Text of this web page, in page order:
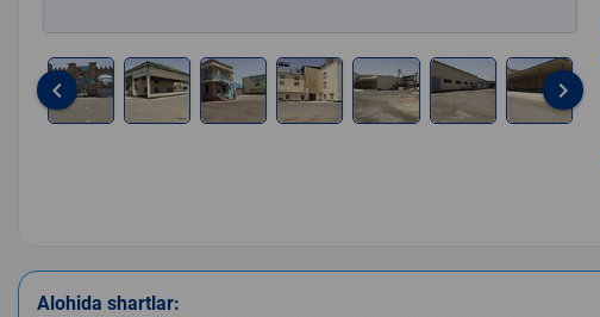
keyboard_arrow_left keyboard_arrow_right
Alohida shartlar: